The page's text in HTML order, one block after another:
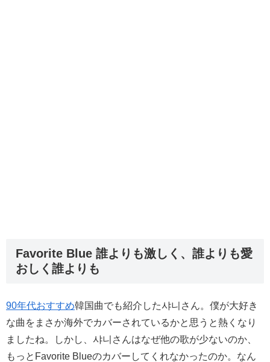
Favorite Blue 誰よりも激しく、誰よりも愛
おしく誰よりも
90年代おすすめ韓国曲でも紹介した샤니さん。僕が大好き
な曲をまさか海外でカバーされているかと思うと熱くなり
ましたね。しかし、샤니さんはなぜ他の歌が少ないのか、
もっとFavorite Blueのカバーしてくれなかったのか。なん